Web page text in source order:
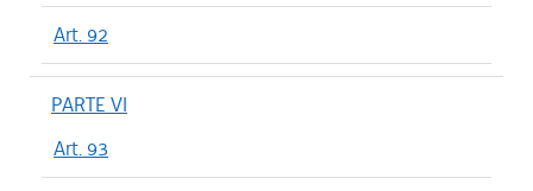
Art. 92
PARTE VI
Art. 93